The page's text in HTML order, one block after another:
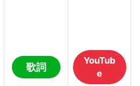
歌詞
YouTub
e